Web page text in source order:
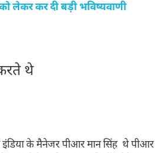
लेकर कर दी बड़ी भविष्यवाणी
थे
इंडिया के मैनेजर पीआर मान सिंह थे पीआर